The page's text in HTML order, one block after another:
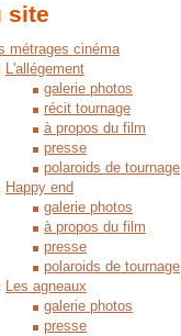
site
métrages cinéma
L'allégement
galerie photos
récit tournage
à propos du film
presse
polaroids de tournage
Happy end
galerie photos
à propos du film
presse
polaroids de tournage
Les agneaux
galerie photos
presse